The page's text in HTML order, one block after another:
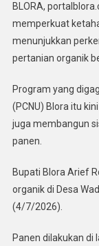
BLORA,
memperkuat
menunjukkan
pertanian organik
Program yang
(PCNU) Blora itu
juga membangun
panen.
Bupati Blora Arief
organik di Desa
(4/7/2026).
Panen dilakukan di